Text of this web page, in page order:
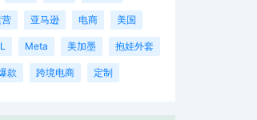
亚马逊 电商 美国
Meta 美加墨 抱娃外套
款 跨境电商 定制